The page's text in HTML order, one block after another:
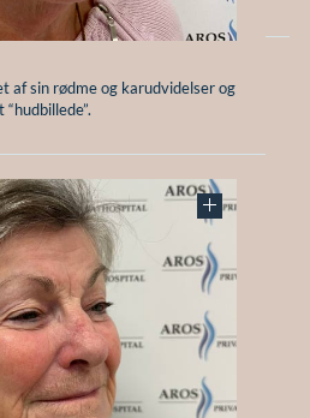
af sin rødme og karudvidelser og